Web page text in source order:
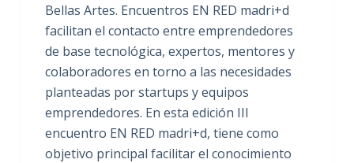
Bellas Artes. Encuentros EN RED madri+d
facilitan el contacto entre emprendedores
de base tecnológica, expertos, mentores y
colaboradores en torno a las necesidades
planteadas por startups y equipos
emprendedores. En esta edición III
encuentro EN RED madri+d, tiene como
objetivo principal facilitar el conocimiento